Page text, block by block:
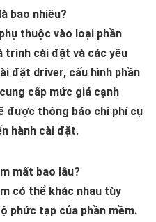
bao nhiêu?
thuộc vào loại phần
trình cài đặt và các yêu
đặt driver, cấu hình phần
cấp mức giá cạnh
được thông báo chi phí cụ
hành cài đặt.
mất bao lâu?
có thể khác nhau tùy
phức tạp của phần mềm.